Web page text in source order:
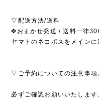
▽配送方法/送料
✤おまかせ発送 / 送料一律
ヤマトのネコポスをメイン
▽ご予約についての注意事
必ずご確認お願いいたします